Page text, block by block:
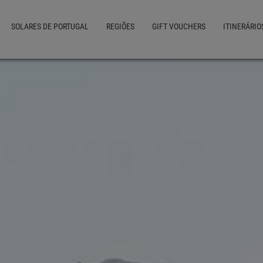
SOLARES DE PORTUGAL REGIÕES GIFT VOUCHERS